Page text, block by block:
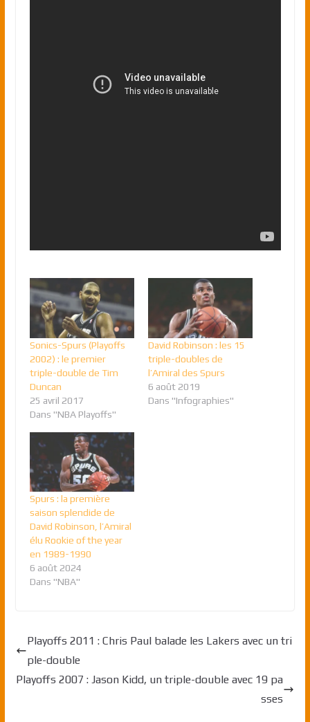
Sonics-Spurs (Playoffs
2002) : le premier
triple-double de Tim
Duncan
25 avril 2017
Dans "NBA Playoffs"
David Robinson : les 15
triple-doubles de
l’Amiral des Spurs
6 août 2019
Dans "Infographies"
Spurs : la première
saison splendide de
David Robinson, l’Amiral
élu Rookie of the year
en 1989-1990
6 août 2024
Dans "NBA"
Playoffs 2011 : Chris Paul balade les Lakers avec un tri
ple-double
Playoffs 2007 : Jason Kidd, un triple-double avec 19 pa
sses